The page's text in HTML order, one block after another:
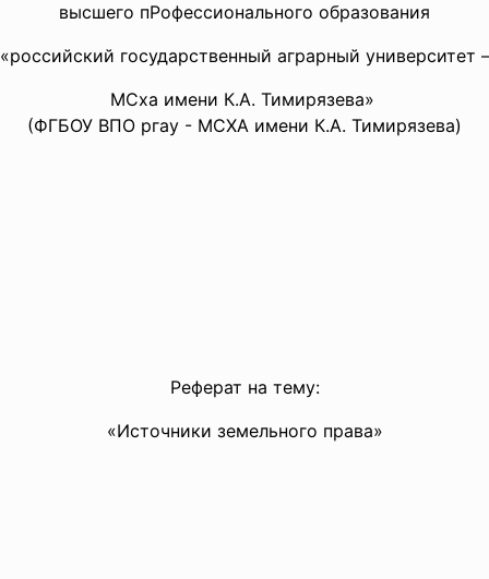
высшего пРофессионального образования
«российский государственный аграрный университет –
МСха имени К.А. Тимирязева»
(ФГБОУ ВПО ргау - МСХА имени К.А. Тимирязева)
Реферат на тему:
«Источники земельного права»